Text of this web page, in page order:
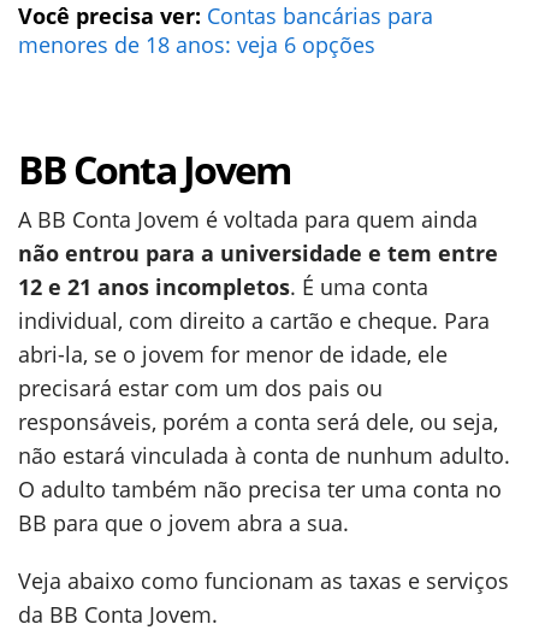
Você precisa ver: Contas bancárias para
menores de 18 anos: veja 6 opções
BB Conta Jovem
A BB Conta Jovem é voltada para quem ainda
não entrou para a universidade e tem entre
12 e 21 anos incompletos. É uma conta
individual, com direito a cartão e cheque. Para
abri-la, se o jovem for menor de idade, ele
precisará estar com um dos pais ou
responsáveis, porém a conta será dele, ou seja,
não estará vinculada à conta de nunhum adulto.
O adulto também não precisa ter uma conta no
BB para que o jovem abra a sua.
Veja abaixo como funcionam as taxas e serviços
da BB Conta Jovem.